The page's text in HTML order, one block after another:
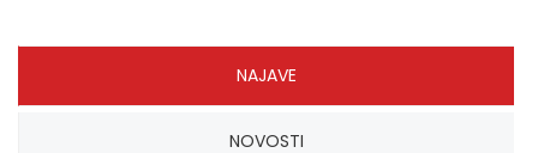
NAJAVE
NOVOSTI